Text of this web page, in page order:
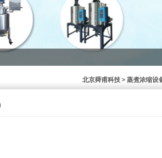
北京舜甫科技> 蒸煮浓缩设